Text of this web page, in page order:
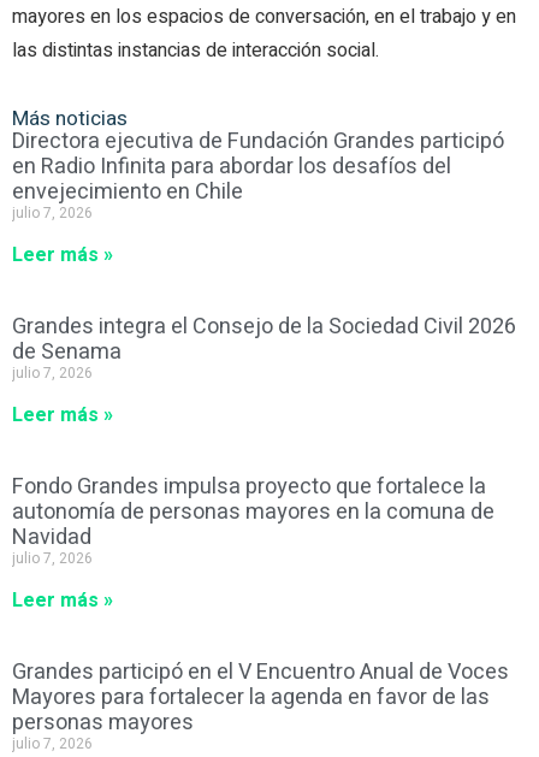
mayores en los espacios de conversación, en el trabajo y en
las distintas instancias de interacción social.
Más noticias
Directora ejecutiva de Fundación Grandes participó
en Radio Infinita para abordar los desafíos del
envejecimiento en Chile
julio 7, 2026
Leer más »
Grandes integra el Consejo de la Sociedad Civil 2026
de Senama
julio 7, 2026
Leer más »
Fondo Grandes impulsa proyecto que fortalece la
autonomía de personas mayores en la comuna de
Navidad
julio 7, 2026
Leer más »
Grandes participó en el V Encuentro Anual de Voces
Mayores para fortalecer la agenda en favor de las
personas mayores
julio 7, 2026